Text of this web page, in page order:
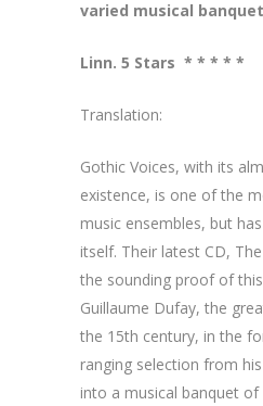
varied musical
Linn. 5 Stars * * * * *
Translation:
Gothic Voices, with its
existence, is one of the
music ensembles, but
itself. Their latest CD,
the sounding proof of
Guillaume Dufay, the
the 15th century, in the
ranging selection from
into a musical banquet